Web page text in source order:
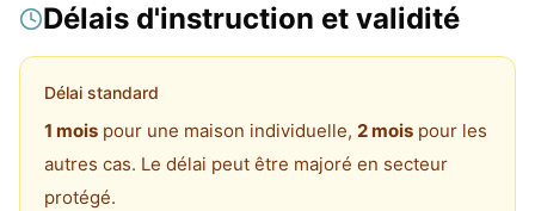
Délais d'instruction et validité
Délai standard
1 mois pour une maison individuelle, 2 mois pour les
autres cas. Le délai peut être majoré en secteur
protégé.